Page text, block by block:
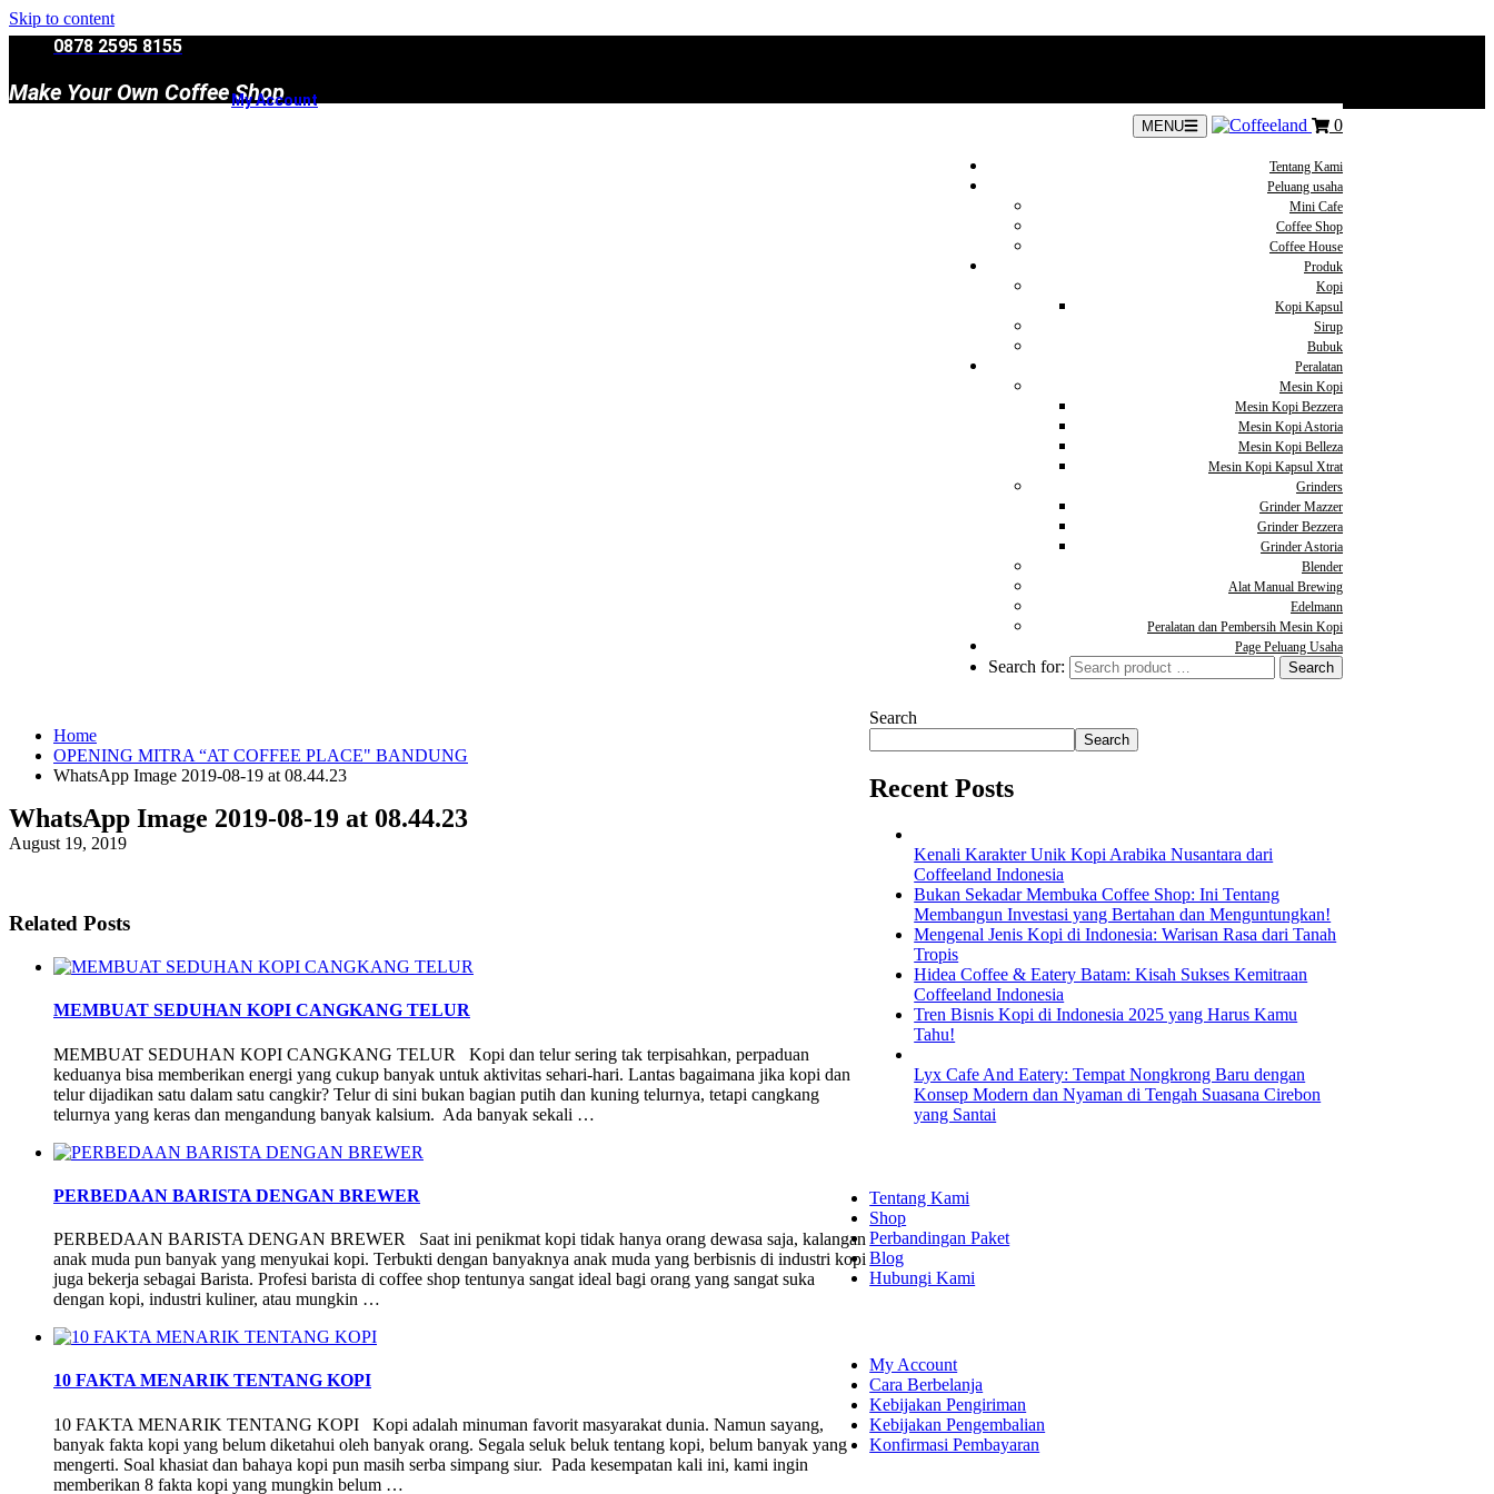
Skip to content
0878 2595 8155
Make Your Own Coffee Shop
My Account
MENU 0
Tentang Kami
Peluang usaha
Mini Cafe
Coffee Shop
Coffee House
Produk
Kopi
Kopi Kapsul
Sirup
Bubuk
Peralatan
Mesin Kopi
Mesin Kopi Bezzera
Mesin Kopi Astoria
Mesin Kopi Belleza
Mesin Kopi Kapsul Xtrat
Grinders
Grinder Mazzer
Grinder Bezzera
Grinder Astoria
Blender
Alat Manual Brewing
Edelmann
Peralatan dan Pembersih Mesin Kopi
Page Peluang Usaha
Search for:
Home
OPENING MITRA “AT COFFEE PLACE" BANDUNG
WhatsApp Image 2019-08-19 at 08.44.23
WhatsApp Image 2019-08-19 at 08.44.23
August 19, 2019
Related Posts
MEMBUAT SEDUHAN KOPI CANGKANG TELUR
MEMBUAT SEDUHAN KOPI CANGKANG TELUR Kopi dan telur sering tak terpisahkan, perpaduan
keduanya bisa memberikan energi yang cukup banyak untuk aktivitas sehari-hari. Lantas bagaimana jika kopi dan
telur dijadikan satu dalam satu cangkir? Telur di sini bukan bagian putih dan kuning telurnya, tetapi cangkang
telurnya yang keras dan mengandung banyak kalsium. Ada banyak sekali …
PERBEDAAN BARISTA DENGAN BREWER
PERBEDAAN BARISTA DENGAN BREWER Saat ini penikmat kopi tidak hanya orang dewasa saja, kalangan
anak muda pun banyak yang menyukai kopi. Terbukti dengan banyaknya anak muda yang berbisnis di industri kopi
juga bekerja sebagai Barista. Profesi barista di coffee shop tentunya sangat ideal bagi orang yang sangat suka
dengan kopi, industri kuliner, atau mungkin …
10 FAKTA MENARIK TENTANG KOPI
10 FAKTA MENARIK TENTANG KOPI Kopi adalah minuman favorit masyarakat dunia. Namun sayang,
banyak fakta kopi yang belum diketahui oleh banyak orang. Segala seluk beluk tentang kopi, belum banyak yang
mengerti. Soal khasiat dan bahaya kopi pun masih serba simpang siur. Pada kesempatan kali ini, kami ingin
memberikan 8 fakta kopi yang mungkin belum …
Search
Search
Recent Posts
Kenali Karakter Unik Kopi Arabika Nusantara dari
Coffeeland Indonesia
Bukan Sekadar Membuka Coffee Shop: Ini Tentang
Membangun Investasi yang Bertahan dan Menguntungkan!
Mengenal Jenis Kopi di Indonesia: Warisan Rasa dari Tanah
Tropis
Hidea Coffee & Eatery Batam: Kisah Sukses Kemitraan
Coffeeland Indonesia
Tren Bisnis Kopi di Indonesia 2025 yang Harus Kamu
Tahu!
Lyx Cafe And Eatery: Tempat Nongkrong Baru dengan
Konsep Modern dan Nyaman di Tengah Suasana Cirebon
yang Santai
Tentang Kami
Shop
Perbandingan Paket
Blog
Hubungi Kami
My Account
Cara Berbelanja
Kebijakan Pengiriman
Kebijakan Pengembalian
Konfirmasi Pembayaran